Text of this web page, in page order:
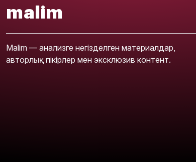
malim
Malim — анализге негізделген материалдар,
авторлық пікірлер мен эксклюзив контент.